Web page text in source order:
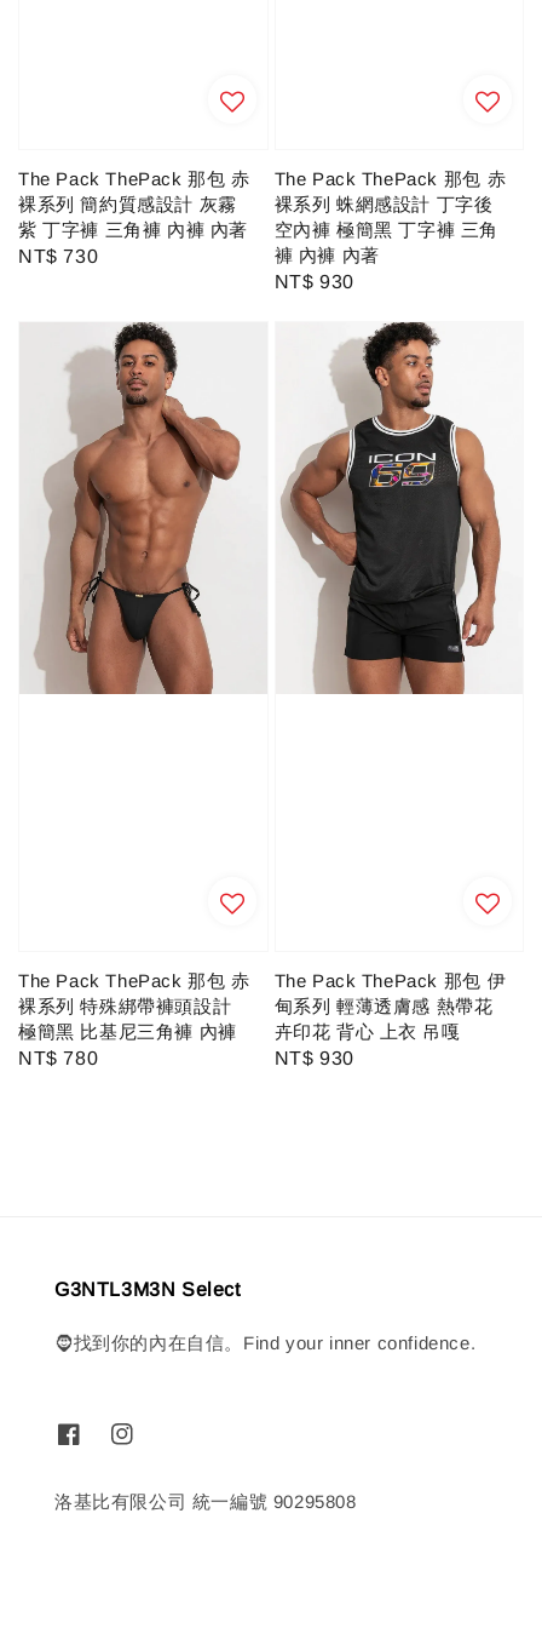
The Pack ThePack 那包 赤
裸系列 簡約質感設計 灰霧
紫 丁字褲 三角褲 內褲 內著
Regular
NT$ 730
The Pack ThePack 那包 赤
裸系列 蛛網感設計 丁字後
空內褲 極簡黑 丁字褲 三角
褲 內褲 內著
Regular
NT$ 930
The Pack ThePack 那包 赤
裸系列 特殊綁帶褲頭設計
極簡黑 比基尼三角褲 內褲
Regular
NT$ 780
The Pack ThePack 那包 伊
甸系列 輕薄透膚感 熱帶花
卉印花 背心 上衣 吊嘎
Regular
NT$ 930
G3NTL3M3N Select
🧔找到你的內在自信。Find your inner confidence.
洛基比有限公司 統一編號 90295808